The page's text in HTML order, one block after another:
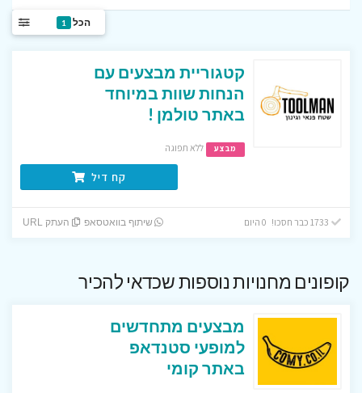
הכל 1
קטגוריית מבצעים עם
הנחות שוות במיוחד
באתר טולמן !
מבצע ללא תפוגה
קח דיל
שיתוף בוואטסאפ העתק URL
קופונים מחנויות נוספות שכדאי להכיר
מבצעים מתחדשים
למופעי סטנדאפ
באתר קומי